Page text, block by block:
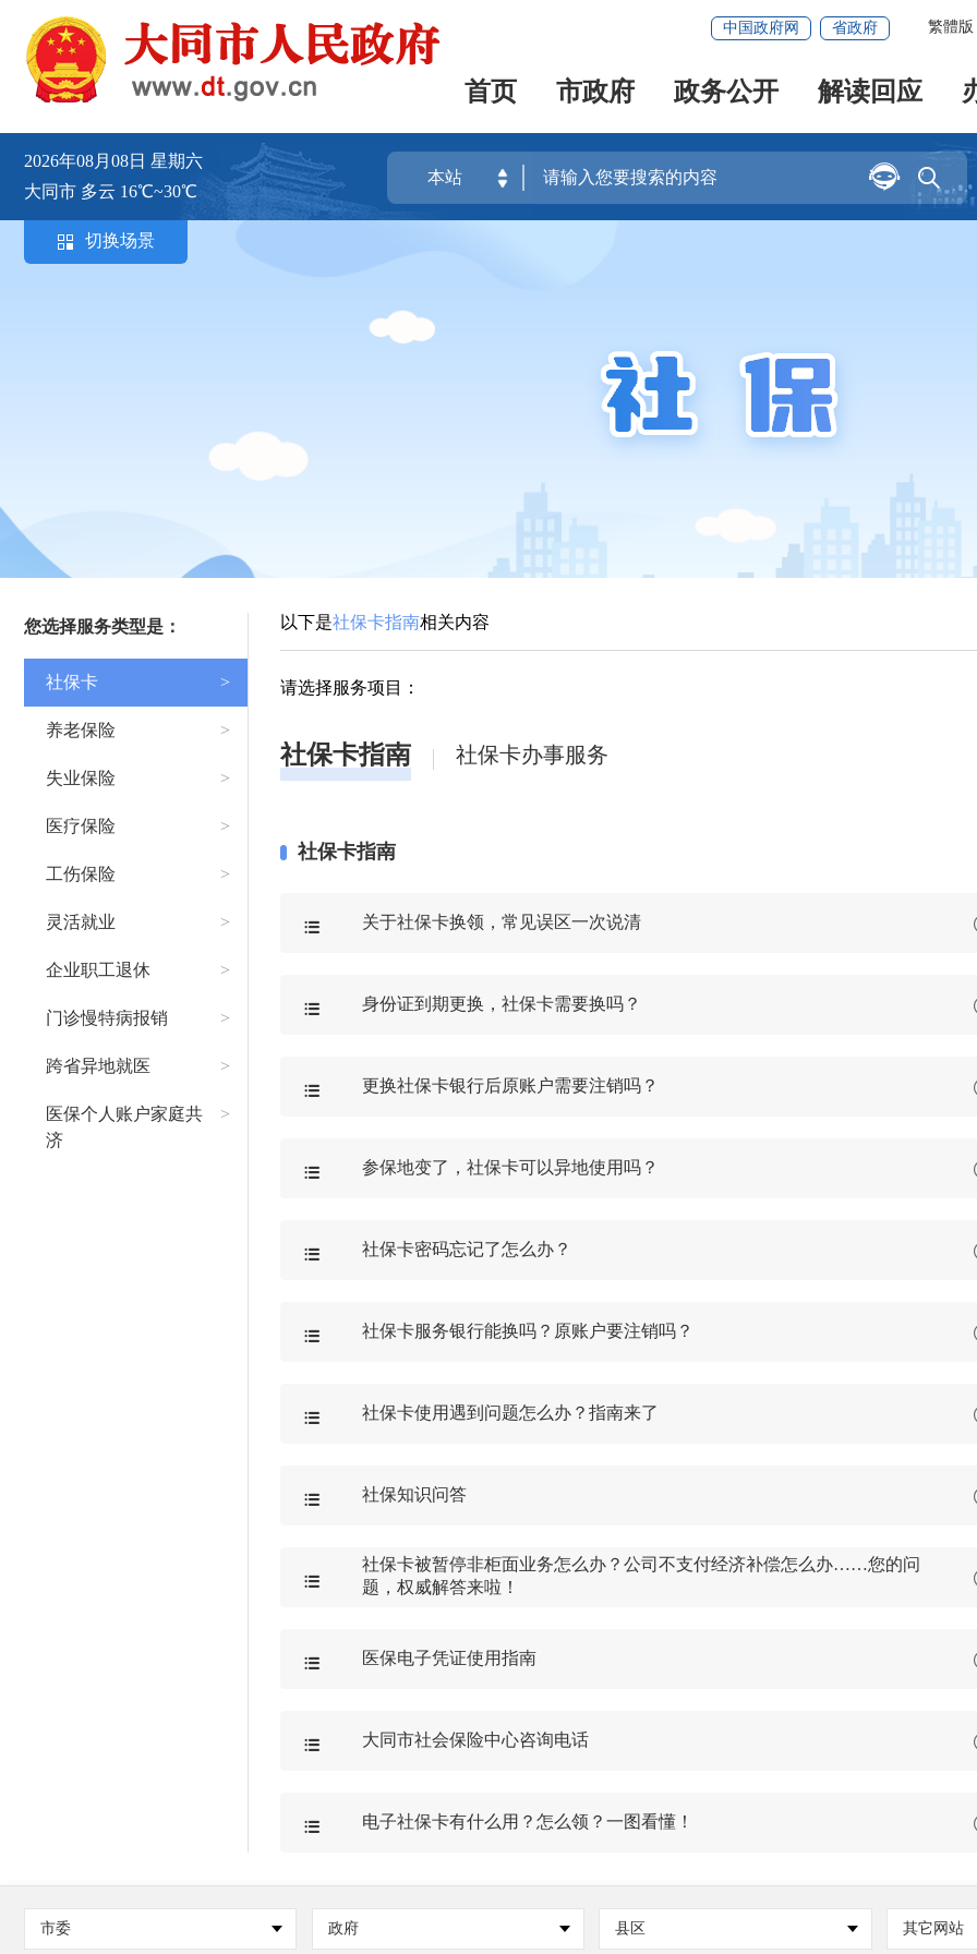
繁體版
中国政府网 省政府
首页 市政府 政务公开 解读回应
2026年08月08日 星期六
大同市 多云 16℃~30℃
本站 

 切换场景
您选择服务类型是：
社保卡 >
养老保险 >
失业保险 >
医疗保险 >
工伤保险 >
灵活就业 >
企业职工退休 >
门诊慢特病报销 >
跨省异地就医 >
医保个人账户家庭共
济
>
以下是社保卡指南相关内容
请选择服务项目：
社保卡指南 社保卡办事服务
社保卡指南
 关于社保卡换领，常见误区一次说清
 身份证到期更换，社保卡需要换吗？
 更换社保卡银行后原账户需要注销吗？
 参保地变了，社保卡可以异地使用吗？
 社保卡密码忘记了怎么办？
 社保卡服务银行能换吗？原账户要注销吗？
 社保卡使用遇到问题怎么办？指南来了
 社保知识问答

社保卡被暂停非柜面业务怎么办？公司不支付经济补偿怎么办……您的问
题，权威解答来啦！
 医保电子凭证使用指南
 大同市社会保险中心咨询电话
 电子社保卡有什么用？怎么领？一图看懂！
市委 政府 县区 其它网站